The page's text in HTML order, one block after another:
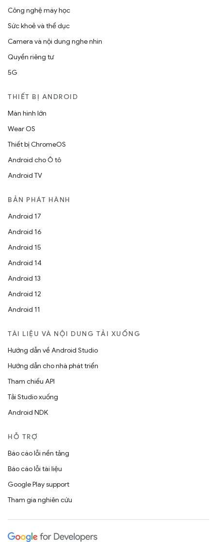
Công nghệ máy học
Sức khoẻ và thể dục
Camera và nội dung nghe nhìn
Quyền riêng tư
5G
THIẾT BỊ ANDROID
Màn hình lớn
Wear OS
Thiết bị ChromeOS
Android cho Ô tô
Android TV
BẢN PHÁT HÀNH
Android 17
Android 16
Android 15
Android 14
Android 13
Android 12
Android 11
TÀI LIỆU VÀ NỘI DUNG TẢI XUỐNG
Hướng dẫn về Android Studio
Hướng dẫn cho nhà phát triển
Tham chiếu API
Tải Studio xuống
Android NDK
HỖ TRỢ
Báo cáo lỗi nền tảng
Báo cáo lỗi tài liệu
Google Play support
Tham gia nghiên cứu